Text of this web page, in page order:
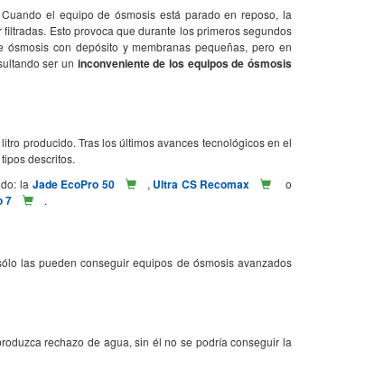
el equipo de ósmosis está parado en reposo, la
Esto provoca que durante los primeros segundos
con depósito y membranas pequeñas, pero en
ser un inconveniente de los equipos de ósmosis
producido. Tras los últimos avances tecnológicos en el
descritos.
la Jade EcoPro 50 , Ultra CS Recomax o
7 .
las pueden conseguir equipos de ósmosis avanzados
rechazo de agua, sin él no se podría conseguir la